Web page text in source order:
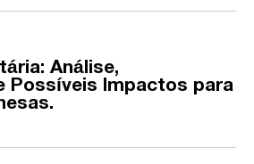
Análise,
Possíveis Impactos para